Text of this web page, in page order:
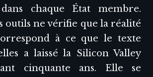
chaque État membre.
outils ne vérifie que la réalité
à ce que le texte
a laissé la Silicon Valley
cinquante ans. Elle se